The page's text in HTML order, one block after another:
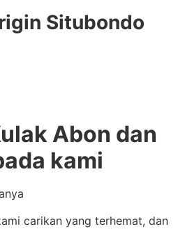
Situbondo
Abon dan
kami
carikan yang terhemat, dan